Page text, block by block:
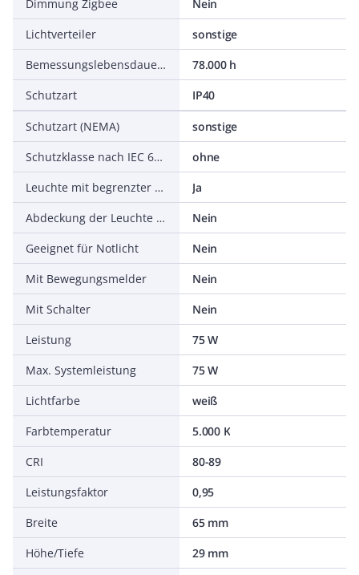
Dimmung Zigbee
Nein
Lichtverteiler
sonstige
Bemessungslebensdauer L70/B50 bei 25 °C
78.000 h
Schutzart
IP40
Schutzart (NEMA)
sonstige
Schutzklasse nach IEC 61140
ohne
Leuchte mit begrenzter Oberflächentemperatur D-Zeichen nach EN 60598-2-24
Ja
Abdeckung der Leuchte mit Wärmedämmmaterial möglich
Nein
Geeignet für Notlicht
Nein
Mit Bewegungsmelder
Nein
Mit Schalter
Nein
Leistung
75 W
Max. Systemleistung
75 W
Lichtfarbe
weiß
Farbtemperatur
5.000 K
CRI
80-89
Leistungsfaktor
0,95
Breite
65 mm
Höhe/Tiefe
29 mm